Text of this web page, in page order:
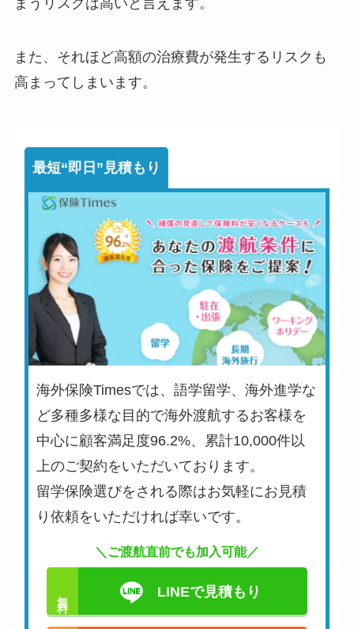
また、それほど高額の治療費が発生するリスクも
高まってしまいます。
最短“即日”見積もり
海外保険Timesでは、語学留学、海外進学な
ど多種多様な目的で海外渡航するお客様を
中心に顧客満足度96.2%、累計10,000件以
上のご契約をいただいております。
留学保険選びをされる際はお気軽にお見積
り依頼をいただければ幸いです。
＼ご渡航直前でも加入可能／
LINEで見積もり